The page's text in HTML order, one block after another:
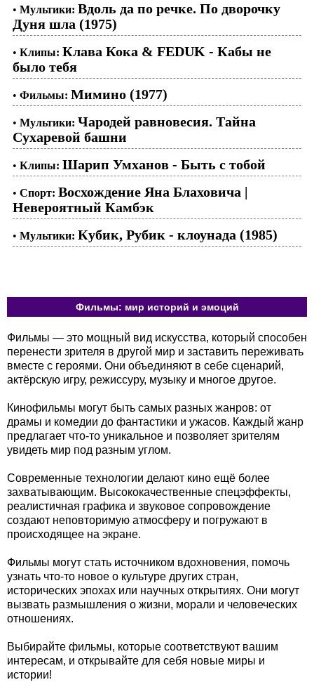
• Мультики: Вдоль да по речке. По дворочку
Дуня шла (1975)
• Клипы: Клава Кока & FEDUK - Кабы не
было тебя
• Фильмы: Мимино (1977)
• Мультики: Чародей равновесия. Тайна
Сухаревой башни
• Клипы: Шарип Умханов - Быть с тобой
• Спорт: Восхождение Яна Блаховича |
Невероятный Камбэк
• Мультики: Кубик, Рубик - клоунада (1985)
Фильмы: мир историй и эмоций
Фильмы — это мощный вид искусства, который способен
перенести зрителя в другой мир и заставить переживать
вместе с героями. Они объединяют в себе сценарий,
актёрскую игру, режиссуру, музыку и многое другое.
Кинофильмы могут быть самых разных жанров: от
драмы и комедии до фантастики и ужасов. Каждый жанр
предлагает что-то уникальное и позволяет зрителям
увидеть мир под разным углом.
Современные технологии делают кино ещё более
захватывающим. Высококачественные спецэффекты,
реалистичная графика и звуковое сопровождение
создают неповторимую атмосферу и погружают в
происходящее на экране.
Фильмы могут стать источником вдохновения, помочь
узнать что-то новое о культуре других стран,
исторических эпохах или научных открытиях. Они могут
вызвать размышления о жизни, морали и человеческих
отношениях.
Выбирайте фильмы, которые соответствуют вашим
интересам, и открывайте для себя новые миры и
истории!